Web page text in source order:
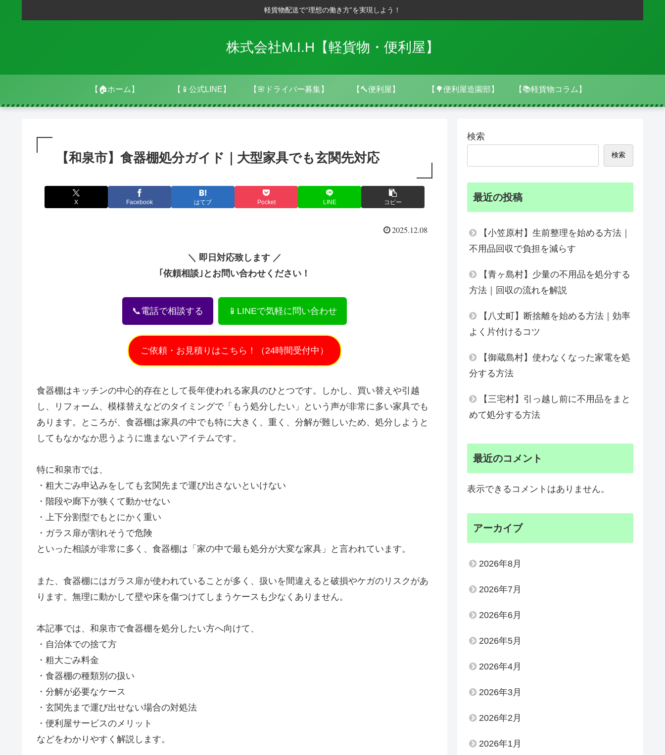
軽貨物配送で“理想の働き方”を実現しよう！
株式会社M.I.H【軽貨物・便利屋】
【🏠ホーム】 【📱公式LINE】 【🌸ドライバー募集】 【🔨便利屋】 【🌳便利屋造園部】 【📚軽貨物コラム】
【和泉市】食器棚処分ガイド｜大型家具でも玄関先対応
X Facebook はてブ Pocket LINE コピー
2025.12.08
＼ 即日対応致します ／
｢依頼相談｣とお問い合わせください！
📞電話で相談する 📱LINEで気軽に問い合わせ
ご依頼・お見積りはこちら！（24時間受付中）
食器棚はキッチンの中心的存在として長年使われる家具のひとつです。しかし、買い替えや引越
し、リフォーム、模様替えなどのタイミングで「もう処分したい」という声が非常に多い家具でも
あります。ところが、食器棚は家具の中でも特に大きく、重く、分解が難しいため、処分しようと
してもなかなか思うように進まないアイテムです。
特に和泉市では、
・粗大ごみ申込みをしても玄関先まで運び出さないといけない
・階段や廊下が狭くて動かせない
・上下分割型でもとにかく重い
・ガラス扉が割れそうで危険
といった相談が非常に多く、食器棚は「家の中で最も処分が大変な家具」と言われています。
また、食器棚にはガラス扉が使われていることが多く、扱いを間違えると破損やケガのリスクがあ
ります。無理に動かして壁や床を傷つけてしまうケースも少なくありません。
本記事では、和泉市で食器棚を処分したい方へ向けて、
・自治体での捨て方
・粗大ごみ料金
・食器棚の種類別の扱い
・分解が必要なケース
・玄関先まで運び出せない場合の対処法
・便利屋サービスのメリット
などをわかりやすく解説します。
検索
検索
最近の投稿
【小笠原村】生前整理を始める方法｜
不用品回収で負担を減らす
【青ヶ島村】少量の不用品を処分する
方法｜回収の流れを解説
【八丈町】断捨離を始める方法｜効率
よく片付けるコツ
【御蔵島村】使わなくなった家電を処
分する方法
【三宅村】引っ越し前に不用品をまと
めて処分する方法
最近のコメント
表示できるコメントはありません。
アーカイブ
2026年8月
2026年7月
2026年6月
2026年5月
2026年4月
2026年3月
2026年2月
2026年1月